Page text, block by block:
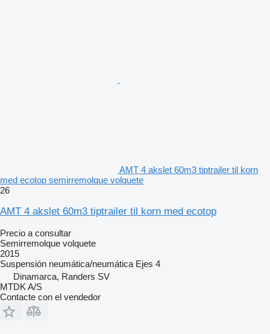
AMT 4 akslet 60m3 tiptrailer til korn
med ecotop semirremolque volquete
26
AMT 4 akslet 60m3 tiptrailer til korn med ecotop
Precio a consultar
Semirremolque volquete
2015
Suspensión neumática/neumática Ejes 4
Dinamarca, Randers SV
MTDK A/S
Contacte con el vendedor